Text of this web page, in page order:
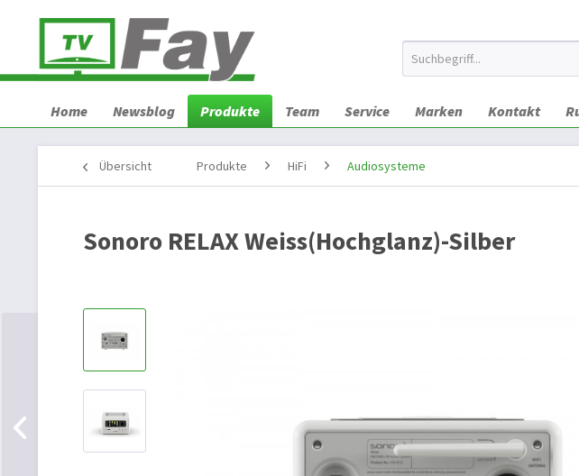
Home Newsblog Produkte Team Service Marken Kontakt
Übersicht Produkte HiFi Audiosysteme
Sonoro RELAX Weiss(Hochglanz)-Silber